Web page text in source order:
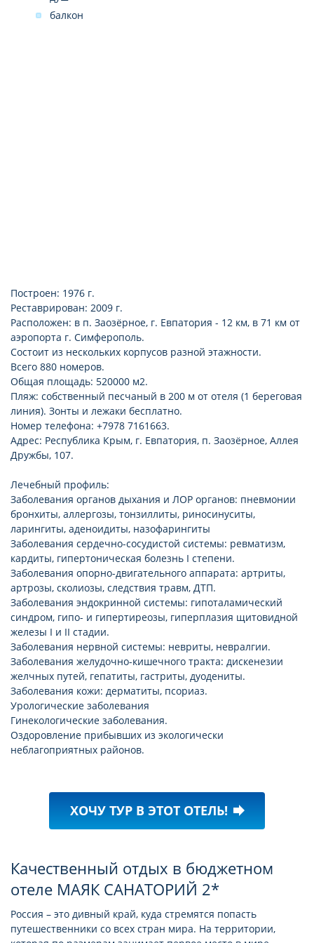
балкон
Построен: 1976 г.
Реставрирован: 2009 г.
Расположен: в п. Заозёрное, г. Евпатория - 12 км, в 71 км от
аэропорта г. Симферополь.
Состоит из нескольких корпусов разной этажности.
Всего 880 номеров.
Общая площадь: 520000 м2.
Пляж: собственный песчаный в 200 м от отеля (1 береговая
линия). Зонты и лежаки бесплатно.
Номер телефона: +7978 7161663.
Адрес: Республика Крым, г. Евпатория, п. Заозёрное, Аллея
Дружбы, 107.
Лечебный профиль:
Заболевания органов дыхания и ЛОР органов: пневмонии
бронхиты, аллергозы, тонзиллиты, риносинуситы,
ларингиты, аденоидиты, назофарингиты
Заболевания сердечно-сосудистой системы: ревматизм,
кардиты, гипертоническая болезнь I степени.
Заболевания опорно-двигательного аппарата: артриты,
артрозы, сколиозы, следствия травм, ДТП.
Заболевания эндокринной системы: гипоталамический
синдром, гипо- и гипертиреозы, гиперплазия щитовидной
железы I и II стадии.
Заболевания нервной системы: невриты, невралгии.
Заболевания желудочно-кишечного тракта: дискенезии
желчных путей, гепатиты, гастриты, дуодениты.
Заболевания кожи: дерматиты, псориаз.
Урологические заболевания
Гинекологические заболевания.
Оздоровление прибывших из экологически
неблагоприятных районов.
ХОЧУ ТУР В ЭТОТ ОТЕЛЬ! forward
Качественный отдых в бюджетном
отеле МАЯК САНАТОРИЙ 2*
Россия – это дивный край, куда стремятся попасть
путешественники со всех стран мира. На территории,